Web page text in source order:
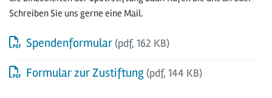
Schreiben Sie uns gerne eine Mail.
Download der Datei:
Spendenformular(pdf, 162 KB)
Download der Datei:
Formular zur Zustiftung(pdf, 144 KB)